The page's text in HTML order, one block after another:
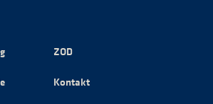
ZOD
Kontakt